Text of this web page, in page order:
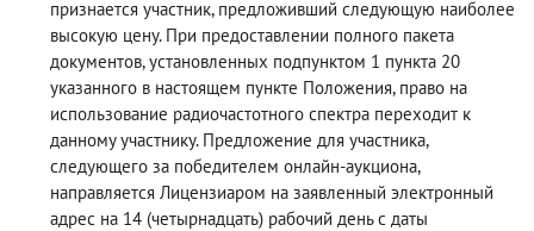
признается участник, предложивший следующую наиболее
высокую цену. При предоставлении полного пакета
документов, установленных подпунктом 1 пункта 20
указанного в настоящем пункте Положения, право на
использование радиочастотного спектра переходит к
данному участнику. Предложение для участника,
следующего за победителем онлайн-аукциона,
направляется Лицензиаром на заявленный электронный
адрес на 14 (четырнадцать) рабочий день с даты